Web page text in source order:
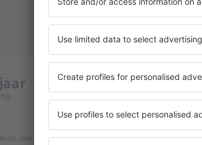
50
landen
Alle rechten voorbehouden.